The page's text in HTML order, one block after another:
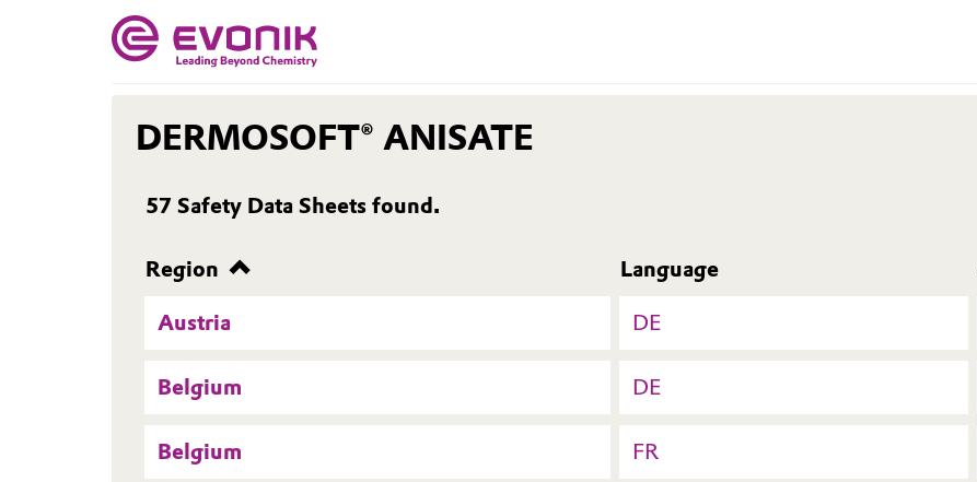
DERMOSOFT® ANISATE
57 Safety Data Sheets found.
Region Language
Austria DE
Belgium DE
Belgium FR